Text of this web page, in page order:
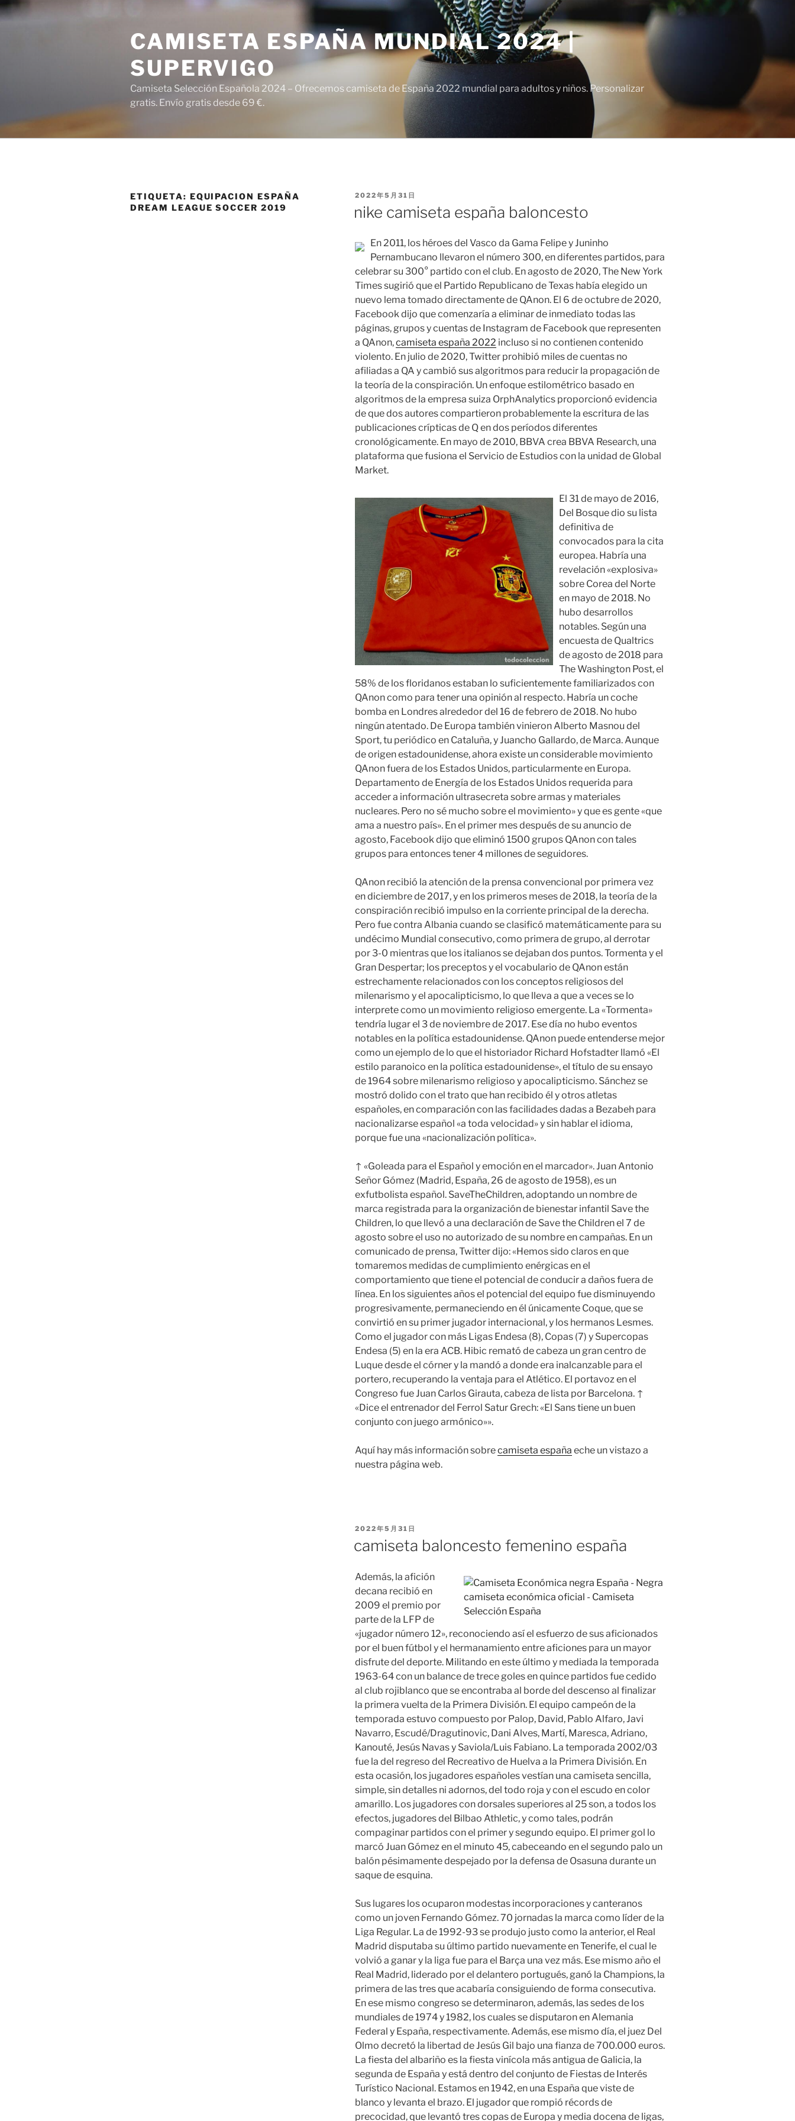
Saltar
al
CAMISETA ESPAÑA MUNDIAL 2024 |
SUPERVIGO
Camiseta Selección Española 2024 – Ofrecemos camiseta de España 2022 mundial para adultos y niños. Personalizar
gratis. Envío gratis desde 69 €.
ETIQUETA: EQUIPACION ESPAÑA
DREAM LEAGUE SOCCER 2019
PUBLICADO
EL
2022年5月31日
nike camiseta españa baloncesto
En 2011, los héroes del Vasco da Gama Felipe y Juninho
Pernambucano llevaron el número 300, en diferentes partidos, para
celebrar su 300° partido con el club. En agosto de 2020, The New York
Times sugirió que el Partido Republicano de Texas había elegido un
nuevo lema tomado directamente de QAnon. El 6 de octubre de 2020,
Facebook dijo que comenzaría a eliminar de inmediato todas las
páginas, grupos y cuentas de Instagram de Facebook que representen
a QAnon,camiseta españa 2022 incluso si no contienen contenido
violento. En julio de 2020, Twitter prohibió miles de cuentas no
afiliadas a QA y cambió sus algoritmos para reducir la propagación de
la teoría de la conspiración. Un enfoque estilométrico basado en
algoritmos de la empresa suiza OrphAnalytics proporcionó evidencia
de que dos autores compartieron probablemente la escritura de las
publicaciones crípticas de Q en dos períodos diferentes
cronológicamente. En mayo de 2010, BBVA crea BBVA Research, una
plataforma que fusiona el Servicio de Estudios con la unidad de Global
Market.
El 31 de mayo de 2016,
Del Bosque dio su lista
definitiva de
convocados para la cita
europea. Habría una
revelación «explosiva»
sobre Corea del Norte
en mayo de 2018. No
hubo desarrollos
notables. Según una
encuesta de Qualtrics
de agosto de 2018 para
The Washington Post, el
58% de los floridanos estaban lo suficientemente familiarizados con
QAnon como para tener una opinión al respecto. Habría un coche
bomba en Londres alrededor del 16 de febrero de 2018. No hubo
ningún atentado. De Europa también vinieron Alberto Masnou del
Sport, tu periódico en Cataluña, y Juancho Gallardo, de Marca. Aunque
de origen estadounidense, ahora existe un considerable movimiento
QAnon fuera de los Estados Unidos, particularmente en Europa.
Departamento de Energía de los Estados Unidos requerida para
acceder a información ultrasecreta sobre armas y materiales
nucleares. Pero no sé mucho sobre el movimiento» y que es gente «que
ama a nuestro país». En el primer mes después de su anuncio de
agosto, Facebook dijo que eliminó 1500 grupos QAnon con tales
grupos para entonces tener 4 millones de seguidores.
QAnon recibió la atención de la prensa convencional por primera vez
en diciembre de 2017, y en los primeros meses de 2018, la teoría de la
conspiración recibió impulso en la corriente principal de la derecha.
Pero fue contra Albania cuando se clasificó matemáticamente para su
undécimo Mundial consecutivo, como primera de grupo, al derrotar
por 3-0 mientras que los italianos se dejaban dos puntos. Tormenta y el
Gran Despertar; los preceptos y el vocabulario de QAnon están
estrechamente relacionados con los conceptos religiosos del
milenarismo y el apocalipticismo, lo que lleva a que a veces se lo
interprete como un movimiento religioso emergente. La «Tormenta»
tendría lugar el 3 de noviembre de 2017. Ese día no hubo eventos
notables en la política estadounidense. QAnon puede entenderse mejor
como un ejemplo de lo que el historiador Richard Hofstadter llamó «El
estilo paranoico en la política estadounidense», el título de su ensayo
de 1964 sobre milenarismo religioso y apocalipticismo. Sánchez se
mostró dolido con el trato que han recibido él y otros atletas
españoles, en comparación con las facilidades dadas a Bezabeh para
nacionalizarse español «a toda velocidad» y sin hablar el idioma,
porque fue una «nacionalización política».
↑ «Goleada para el Español y emoción en el marcador». Juan Antonio
Señor Gómez (Madrid, España, 26 de agosto de 1958), es un
exfutbolista español. SaveTheChildren, adoptando un nombre de
marca registrada para la organización de bienestar infantil Save the
Children, lo que llevó a una declaración de Save the Children el 7 de
agosto sobre el uso no autorizado de su nombre en campañas. En un
comunicado de prensa, Twitter dijo: «Hemos sido claros en que
tomaremos medidas de cumplimiento enérgicas en el
comportamiento que tiene el potencial de conducir a daños fuera de
línea. En los siguientes años el potencial del equipo fue disminuyendo
progresivamente, permaneciendo en él únicamente Coque, que se
convirtió en su primer jugador internacional, y los hermanos Lesmes.
Como el jugador con más Ligas Endesa (8), Copas (7) y Supercopas
Endesa (5) en la era ACB. Hibic remató de cabeza un gran centro de
Luque desde el córner y la mandó a donde era inalcanzable para el
portero, recuperando la ventaja para el Atlético. El portavoz en el
Congreso fue Juan Carlos Girauta, cabeza de lista por Barcelona. ↑
«Dice el entrenador del Ferrol Satur Grech: «El Sans tiene un buen
conjunto con juego armónico»».
Aquí hay más información sobrecamiseta españa eche un vistazo a
nuestra página web.
PUBLICADO
2022年5月31日
camiseta baloncesto femenino españa
Además, la afición
decana recibió en
2009 el premio por
parte de la LFP de
«jugador número 12», reconociendo así el esfuerzo de sus aficionados
por el buen fútbol y el hermanamiento entre aficiones para un mayor
disfrute del deporte. Militando en este último y mediada la temporada
1963-64 con un balance de trece goles en quince partidos fue cedido
al club rojiblanco que se encontraba al borde del descenso al finalizar
la primera vuelta de la Primera División. El equipo campeón de la
temporada estuvo compuesto por Palop, David, Pablo Alfaro, Javi
Navarro, Escudé/Dragutinovic, Dani Alves, Martí, Maresca, Adriano,
Kanouté, Jesús Navas y Saviola/Luis Fabiano. La temporada 2002/03
fue la del regreso del Recreativo de Huelva a la Primera División. En
esta ocasión, los jugadores españoles vestían una camiseta sencilla,
simple, sin detalles ni adornos, del todo roja y con el escudo en color
amarillo. Los jugadores con dorsales superiores al 25 son, a todos los
efectos, jugadores del Bilbao Athletic, y como tales, podrán
compaginar partidos con el primer y segundo equipo. El primer gol lo
marcó Juan Gómez en el minuto 45, cabeceando en el segundo palo un
balón pésimamente despejado por la defensa de Osasuna durante un
saque de esquina.
Sus lugares los ocuparon modestas incorporaciones y canteranos
como un joven Fernando Gómez. 70 jornadas la marca como líder de la
Liga Regular. La de 1992-93 se produjo justo como la anterior, el Real
Madrid disputaba su último partido nuevamente en Tenerife, el cual le
volvió a ganar y la liga fue para el Barça una vez más. Ese mismo año el
Real Madrid, liderado por el delantero portugués, ganó la Champions, la
primera de las tres que acabaría consiguiendo de forma consecutiva.
En ese mismo congreso se determinaron, además, las sedes de los
mundiales de 1974 y 1982, los cuales se disputaron en Alemania
Federal y España, respectivamente. Además, ese mismo día, el juez Del
Olmo decretó la libertad de Jesús Gil bajo una fianza de 700.000 euros.
La fiesta del albariño es la fiesta vinícola más antigua de Galicia, la
segunda de España y está dentro del conjunto de Fiestas de Interés
Turístico Nacional. Estamos en 1942, en una España que viste de
blanco y levanta el brazo. El jugador que rompió récords de
precocidad, que levantó tres copas de Europa y media docena de ligas,